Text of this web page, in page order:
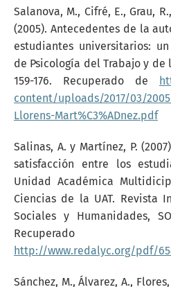
Salanova, M., Cifré, E., Grau,
(2005). Antecedentes de la
estudiantes universitarios:
de Psicología del Trabajo y de
159-176. Recuperado de
content/uploads/2017/03/
Llorens-Mart%C3%ADnez.pdf
Salinas, A. y Martínez, P.
satisfacción entre los
Unidad Académica
Ciencias de la UAT. Revista
Sociales y Humanidades,
http://www.redalyc.org/pdf/
Sánchez, M., Álvarez, A.,